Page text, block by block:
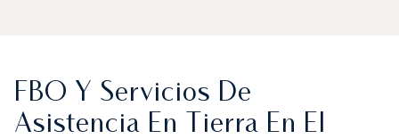
FBO Y Servicios De
Asistencia En Tierra En El